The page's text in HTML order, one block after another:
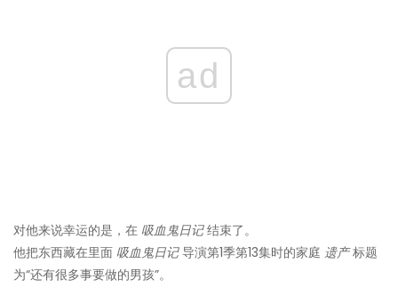
ad
对他来说幸运的是，在 吸血鬼日记结束了。
他把东西藏在里面 吸血鬼日记导演第1季第13集时的家庭 遗产标题
为“还有很多事要做的男孩”。